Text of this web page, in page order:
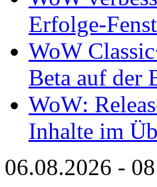
Erfolge-
WoW
Beta auf der
WoW:
Inhalte im
06.08.2026 -